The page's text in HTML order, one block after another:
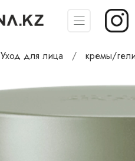
Уход для лица кремы/гели